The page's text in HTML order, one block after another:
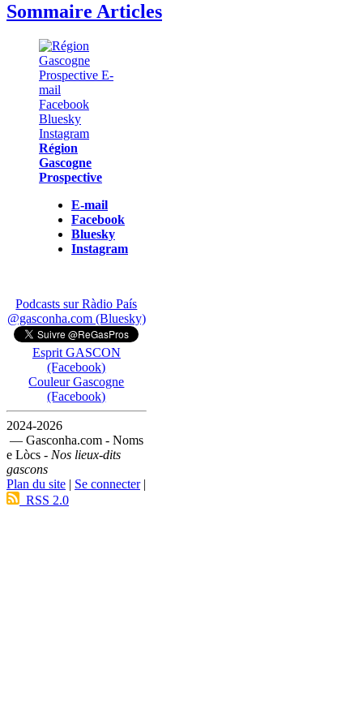
Sommaire Articles
Région
Gascogne
Prospective
E-mail
Facebook
Bluesky
Instagram
Podcasts sur Ràdio País
@gasconha.com (Bluesky)
Esprit GASCON
(Facebook)
Couleur Gascogne
(Facebook)
2024-2026
— Gasconha.com - Noms
e Lòcs - Nos lieux-dits
gascons
Plan du site | Se connecter|
RSS 2.0